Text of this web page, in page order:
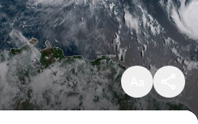
Klein
Standaard
Groot